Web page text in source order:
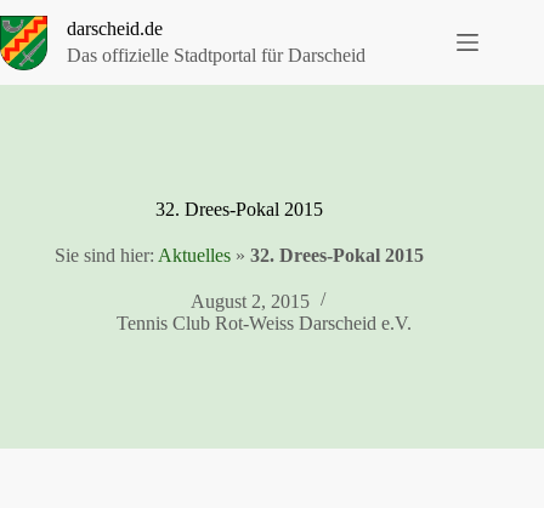
Inhalt
springen
darscheid.de
Das offizielle Stadtportal für Darscheid
32. Drees-Pokal 2015
Sie sind hier: Aktuelles »32. Drees-Pokal 2015
August 2, 2015
Tennis Club Rot-Weiss Darscheid e.V.